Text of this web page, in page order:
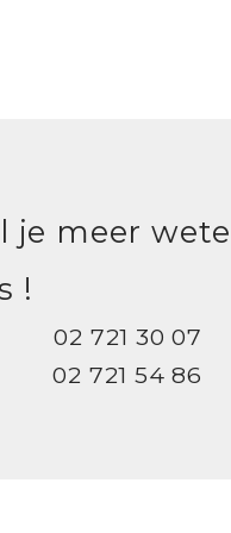
je meer
!
02 721 30 07
02 721 54 86